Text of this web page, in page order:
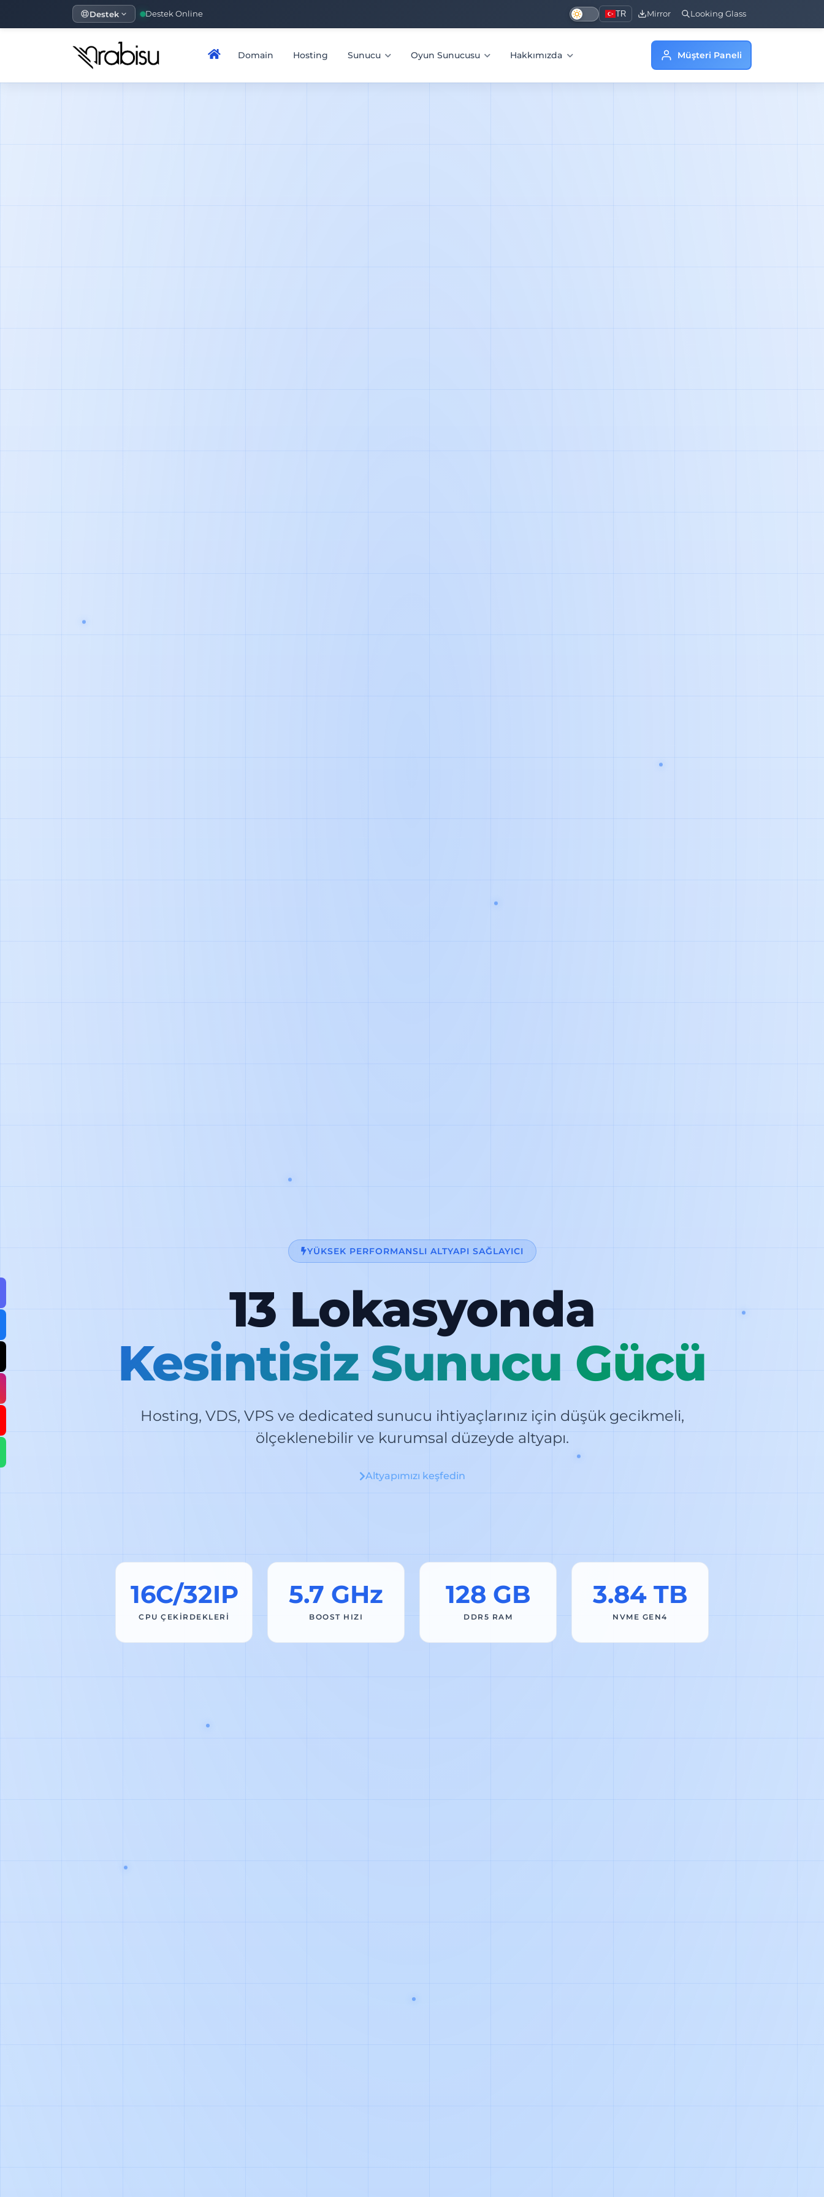
Destek Destek Online TR Mirror Looking Glass
Domain Hosting Sunucu Oyun Sunucusu Hakkımızda Müşteri Paneli
YÜKSEK PERFORMANSLI ALTYAPI SAĞLAYICI
13 Lokasyonda
Kesintisiz Sunucu Gücü
Hosting, VDS, VPS ve dedicated sunucu ihtiyaçlarınız için düşük gecikmeli,
ölçeklenebilir ve kurumsal düzeyde altyapı.
Altyapımızı keşfedin
16C/32IP
CPU ÇEKİRDEKLERİ
5.7 GHz
BOOST HIZI
128 GB
DDR5 RAM
3.84 TB
NVME GEN4